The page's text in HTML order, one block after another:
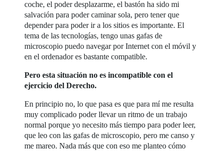
coche, el poder desplazarme, el bastón ha sido mi
salvación para poder caminar sola, pero tener que
depender para poder ir a los sitios es importante. El
tema de las tecnologías, tengo unas gafas de
microscopio puedo navegar por Internet con el móvil y
en el ordenador es bastante compatible.
Pero esta situación no es incompatible con el
ejercicio del Derecho.
En principio no, lo que pasa es que para mí me resulta
muy complicado poder llevar un ritmo de un trabajo
normal porque yo necesito más tiempo para poder leer,
que leo con las gafas de microscopio, pero me canso y
me mareo. Nada más que con eso me planteo cómo